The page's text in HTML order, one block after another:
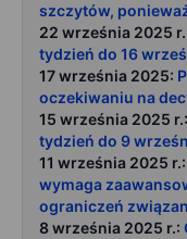
szczytów,
22 września 2025
tydzień do 16
17 września 2025:
oczekiwaniu na
15 września 2025 r.:
tydzień do 9
11 września 2025 r.:
wymaga
ograniczeń
8 września 2025 r.: